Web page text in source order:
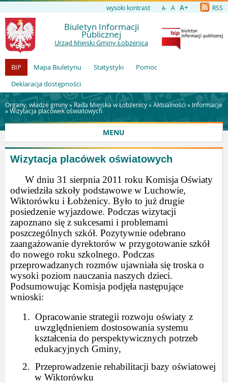
wysoki kontrast A- A A+ RSS
Biuletyn Informacji
Publicznej
Urząd Miejski Gminy Łobżenica
BIP Mapa Biuletynu Statystyki
Pomoc
Deklaracja dostępności
Organy, władze gminy »Rada Miejska w Łobżenicy»Aktualności » Informacje
»Wizytacja placówek oświatowych
MENU
Wizytacja placówek oświatowych
W dniu 31 sierpnia 2011 roku Komisja Oświaty
odwiedziła szkoły podstawowe w Luchowie,
Wiktorówku i Łobżenicy. Było to już drugie
posiedzenie wyjazdowe. Podczas wizytacji
zapoznano się z sukcesami i problemami
poszczególnych szkół. Pozytywnie odebrano
zaangażowanie dyrektorów w przygotowanie szkół
do nowego roku szkolnego. Podczas
przeprowadzanych rozmów ujawniała się troska o
wysoki poziom nauczania naszych dzieci.
Podsumowując Komisja podjęła następujące
wnioski:
1. Opracowanie strategii rozwoju oświaty z
uwzględnieniem dostosowania systemu
kształcenia do perspektywicznych potrzeb
edukacyjnych Gminy,
2. Przeprowadzenie rehabilitacji bazy oświatowej
w Wiktorówku